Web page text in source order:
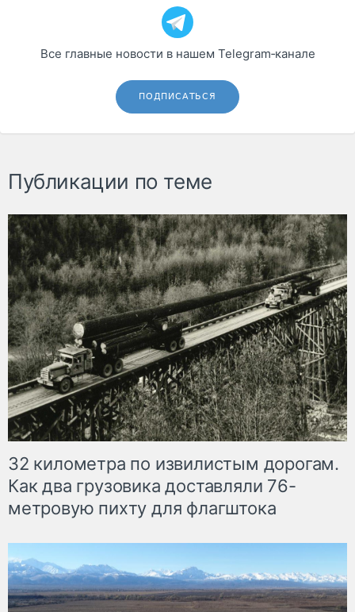
Все главные новости в нашем Telegram‑канале
ПОДПИСАТЬСЯ
Публикации по теме
32 километра по извилистым дорогам.
Как два грузовика доставляли 76-
метровую пихту для флагштока